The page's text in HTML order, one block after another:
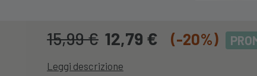
15,99€ 12,79 € (-20%)
Leggi descrizione